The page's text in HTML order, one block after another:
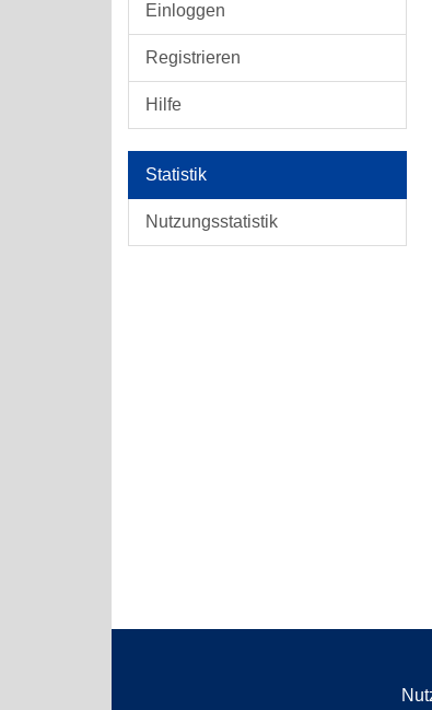
Einloggen
Registrieren
Hilfe
Statistik
Nutzungsstatistik